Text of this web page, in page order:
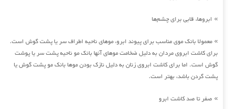
» ابروها، قابی برای چشم‌ها
» معمولا بانک موی مناسب برای پیوند ابرو، موهای ناحیه اطراف سر یا پشت گوش است.
برای کاشت ابروی مردان به دلیل ضخامت موهای آنها بانک مو ناحیه پشت سر یا پوشت
گوش است. اما برای کاشت ابروی زنان به دلیل نازک بودن موها بانک مو پشت گوش یا
پشت گردن باشد، بهتر است.
» صفر تا صد کاشت ابرو